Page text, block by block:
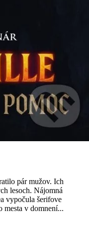
pár mužov. Ich
lesoch. Nájomná
vypočula šerifove
mesta v domnení...